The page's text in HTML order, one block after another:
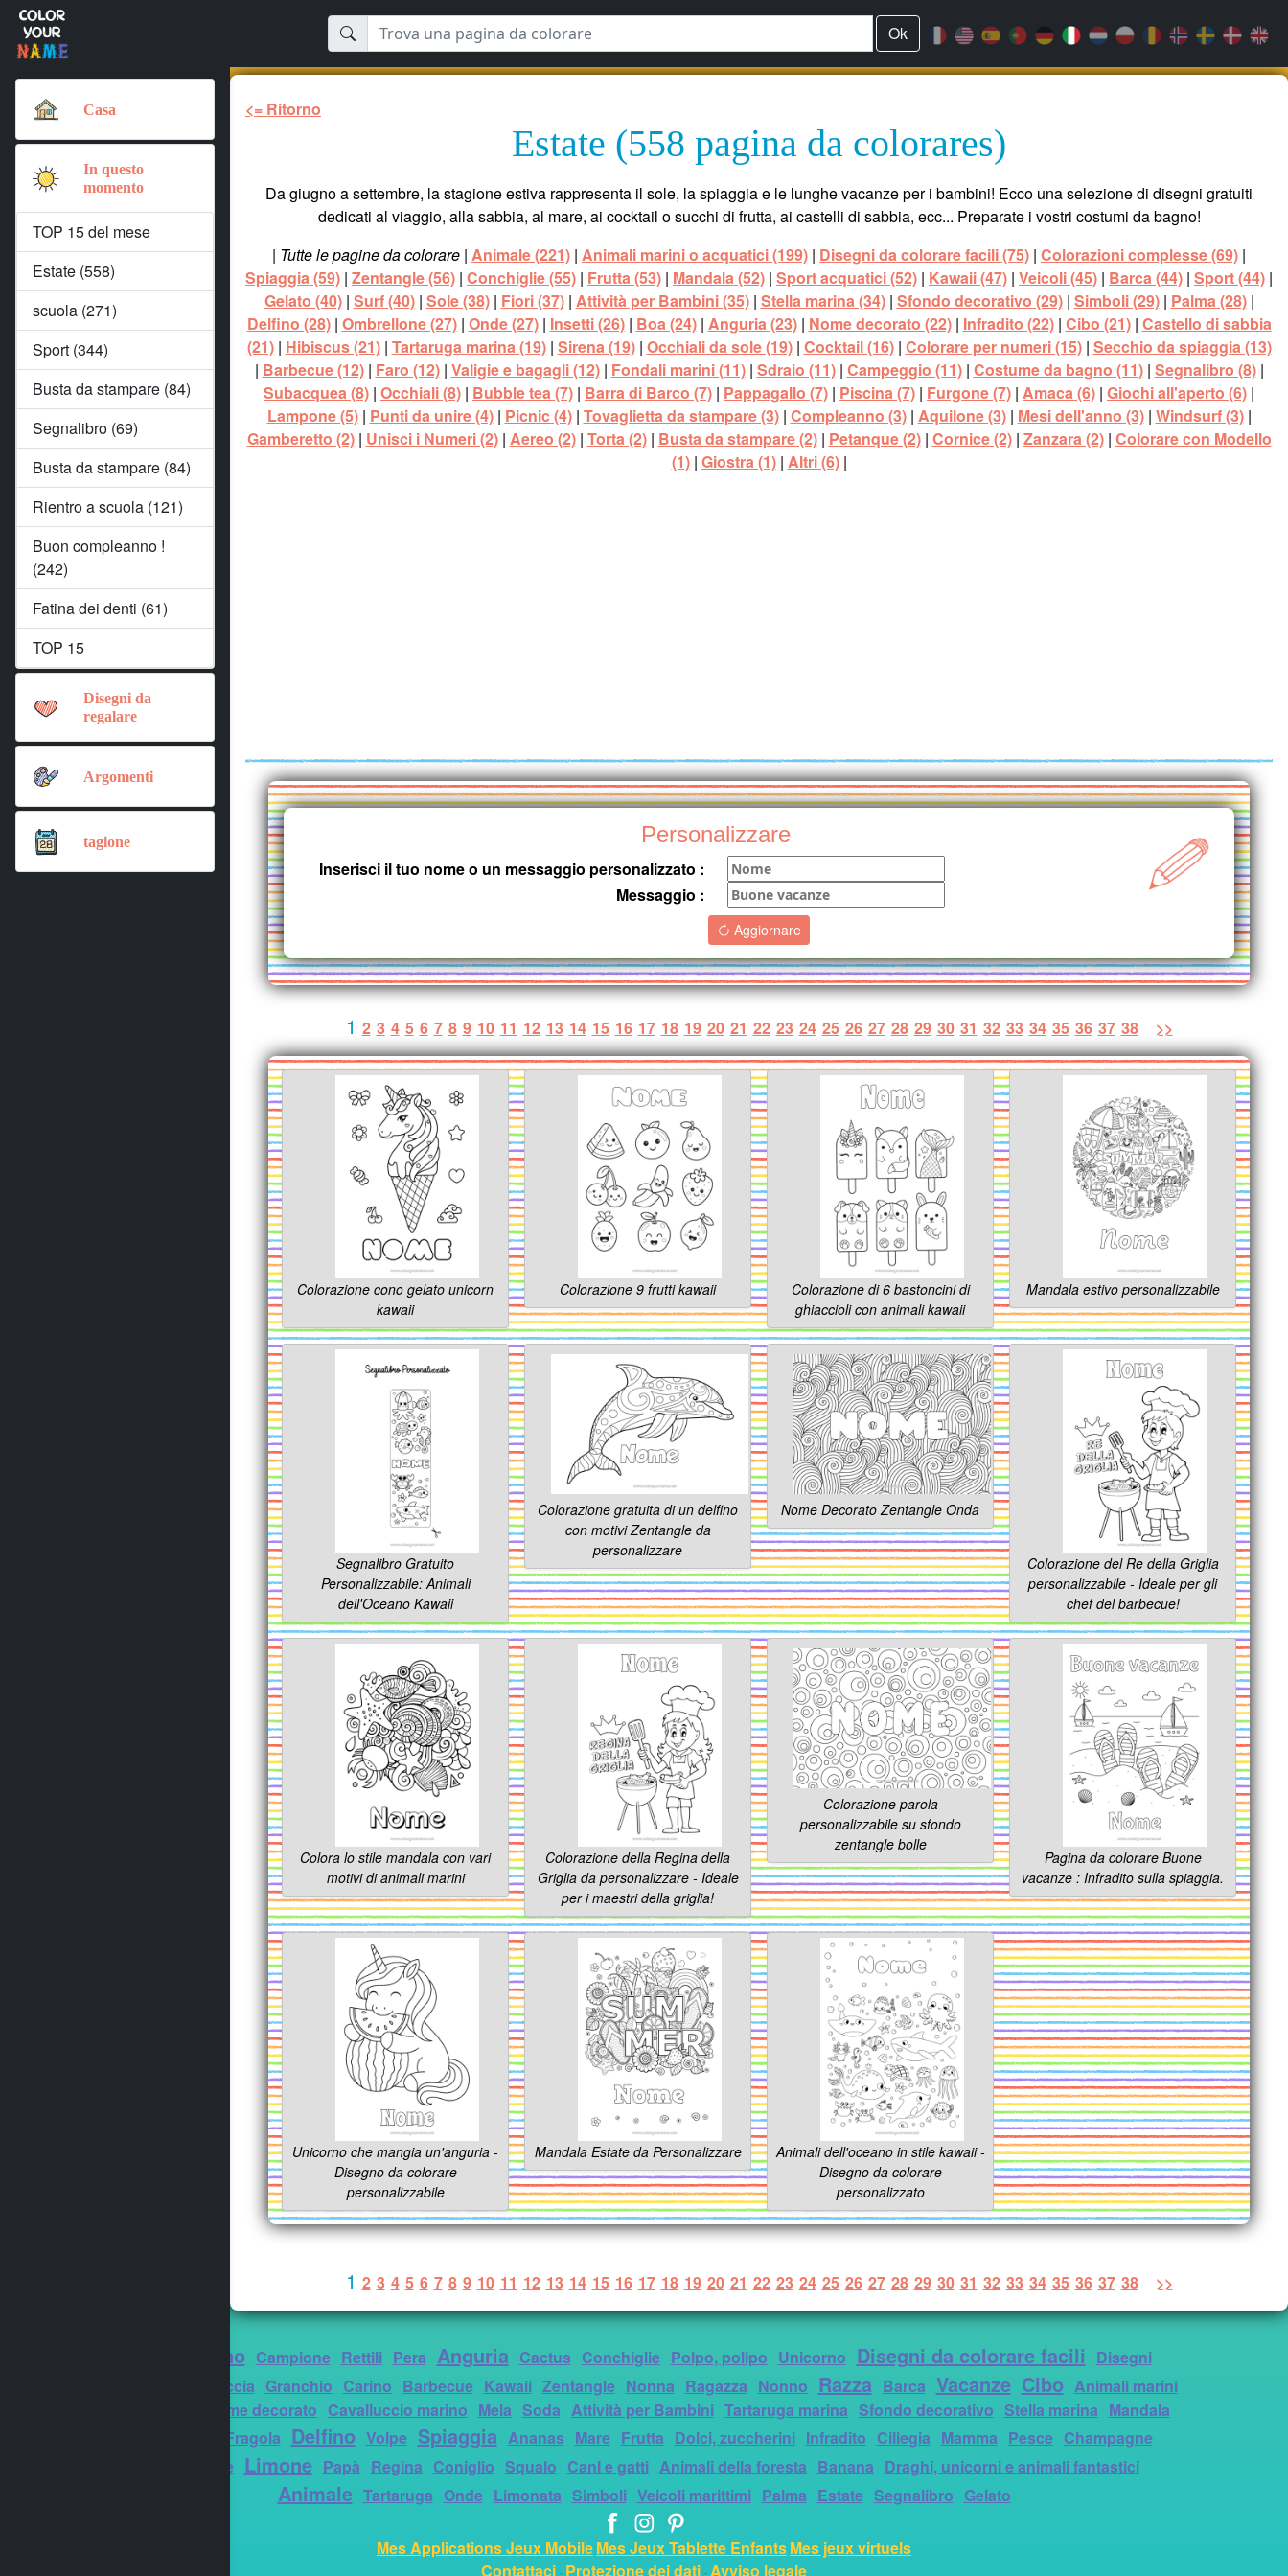
Casa
In questo
momento
TOP 15 del mese
Estate (558)
scuola (271)
Sport (344)
Busta da stampare (84)
Segnalibro (69)
Busta da stampare (84)
Rientro a scuola (121)
Buon compleanno !
(242)
Fatina dei denti (61)
TOP 15
Disegni da
regalare
Argomenti
tagione
Ok
<= Ritorno
Estate (558 pagina da colorares)
Da giugno a settembre, la stagione estiva rappresenta il sole, la spiaggia e le lunghe vacanze per i bambini! Ecco una selezione di disegni gratuiti
dedicati al viaggio, alla sabbia, al mare, ai cocktail o succhi di frutta, ai castelli di sabbia, ecc... Preparate i vostri costumi da bagno!
| Tutte le pagine da colorare | Animale (221) | Animali marini o acquatici (199) | Disegni da colorare facili (75) | Colorazioni complesse (69) |
Spiaggia (59) | Zentangle (56) | Conchiglie (55) | Frutta (53) | Mandala (52) | Sport acquatici (52) | Kawaii (47) | Veicoli (45) | Barca (44) | Sport (44) |
Gelato (40)| Surf (40)| Sole (38)| Fiori (37)| Attività per Bambini (35)| Stella marina (34)| Sfondo decorativo (29)| Simboli (29)| Palma (28)|
Delfino (28)| Ombrellone (27)| Onde (27)| Insetti (26)| Boa (24)| Anguria (23)| Nome decorato (22)| Infradito (22)| Cibo (21)| Castello di sabbia
(21)| Hibiscus (21)| Tartaruga marina (19)| Sirena (19)| Occhiali da sole (19)| Cocktail (16)| Colorare per numeri (15)| Secchio da spiaggia (13)
| Barbecue (12)| Faro (12)| Valigie e bagagli (12)| Fondali marini (11)| Sdraio (11)| Campeggio (11)| Costume da bagno (11)| Segnalibro (8)|
Subacquea (8) | Occhiali (8) | Bubble tea (7) | Barra di Barco (7) | Pappagallo (7) | Piscina (7) | Furgone (7) | Amaca (6) | Giochi all'aperto (6) |
Lampone (5)| Punti da unire (4)| Picnic (4)| Tovaglietta da stampare (3)| Compleanno (3)| Aquilone (3)| Mesi dell'anno (3)| Windsurf (3)|
Gamberetto (2)| Unisci i Numeri (2)| Aereo (2)| Torta (2)| Busta da stampare (2)| Petanque (2)| Cornice (2)| Zanzara (2)| Colorare con Modello
(1)| Giostra (1)| Altri (6)|
Personalizzare
Inserisci il tuo nome o un messaggio personalizzato :
Messaggio :
Aggiornare
1 2 3 4 5 6 7 8 9 10 11 12 13 14 15 16 17 18 19 20 21 22 23 24 25 26 27 28 29 30 31 32 33 34 35 36 37 38 >>
Colorazione cono gelato unicorn
kawaii
Colorazione 9 frutti kawaii
Colorazione di 6 bastoncini di
ghiaccioli con animali kawaii
Mandala estivo personalizzabile
Segnalibro Gratuito
Personalizzabile: Animali
dell'Oceano Kawaii
Colorazione gratuita di un delfino
con motivi Zentangle da
personalizzare
Nome Decorato Zentangle Onda
Colorazione del Re della Griglia
personalizzabile - Ideale per gli
chef del barbecue!
Colora lo stile mandala con vari
motivi di animali marini
Colorazione della Regina della
Griglia da personalizzare - Ideale
per i maestri della griglia!
Colorazione parola
personalizzabile su sfondo
zentangle bolle
Pagina da colorare Buone
vacanze : Infradito sulla spiaggia.
Unicorno che mangia un'anguria -
Disegno da colorare
personalizzabile
Mandala Estate da Personalizzare
Animali dell'oceano in stile kawaii -
Disegno da colorare
personalizzato
1 2 3 4 5 6 7 8 9 10 11 12 13 14 15 16 17 18 19 20 21 22 23 24 25 26 27 28 29 30 31 32 33 34 35 36 37 38 >>
Arcobaleno Campione Rettili Pera Anguria Cactus Conchiglie Polpo, polipo Unicorno Disegni da colorare facili
Disegni
Salsiccia Granchio Carino Barbecue Kawaii Zentangle Nonna Ragazza Nonno Razza Barca Vacanze Cibo Animali marini
Nome decorato Cavalluccio marino Mela Soda Attività per Bambini Tartaruga marina Sfondo decorativo Stella marina Mandala
Fragola Delfino Volpe Spiaggia Ananas Mare Frutta Dolci, zuccherini Infradito Ciliegia Mamma Pesce Champagne
Ombrellone Limone Papà Regina Coniglio Squalo CanI e gatti Animali della foresta Banana Draghi, unicorni e animali fantastici
Animale Tartaruga Onde Limonata Simboli Veicoli marittimi Palma Estate Segnalibro Gelato
Mes Applications Jeux MobileMes Jeux Tablette EnfantsMes jeux virtuels
Contattaci- Protezione dei dati- Avviso legale